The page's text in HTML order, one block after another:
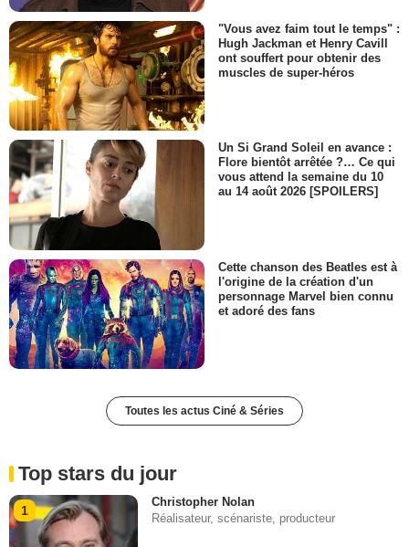
"Vous avez faim tout le temps" :
Hugh Jackman et Henry Cavill
ont souffert pour obtenir des
muscles de super-héros
Un Si Grand Soleil en avance :
Flore bientôt arrêtée ?… Ce qui
vous attend la semaine du 10
au 14 août 2026 [SPOILERS]
Cette chanson des Beatles est à
l'origine de la création d'un
personnage Marvel bien connu
et adoré des fans
Toutes les actus Ciné & Séries
Top stars du jour
1
Christopher Nolan
Réalisateur, scénariste, producteur